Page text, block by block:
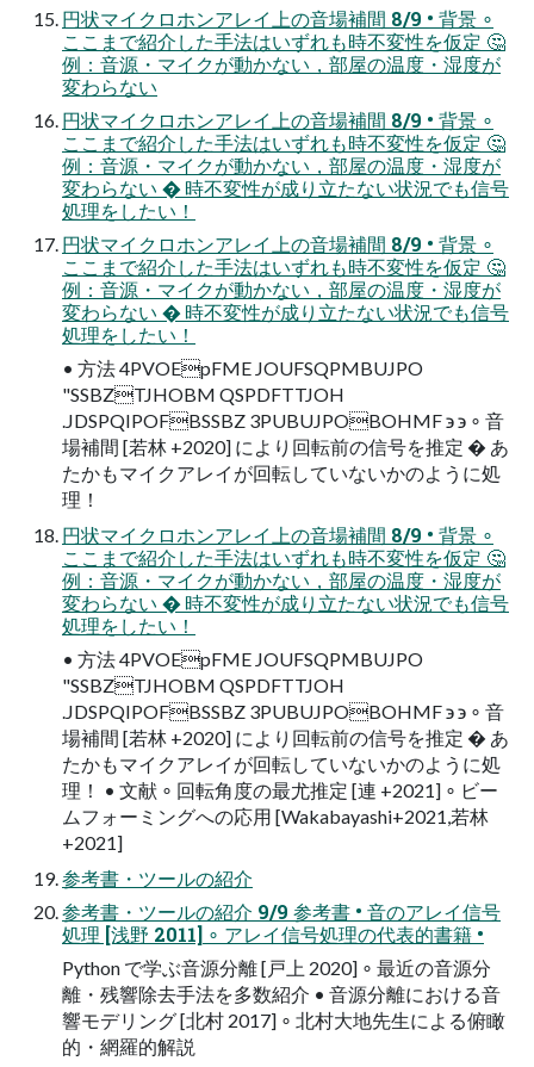
円状マイクロホンアレイ上の音場補間 8/9 • 背景 ∘
ここまで紹介した手法はいずれも時不変性を仮定 🤔
例：音源・マイクが動かない，部屋の温度・湿度が
変わらない
円状マイクロホンアレイ上の音場補間 8/9 • 背景 ∘
ここまで紹介した手法はいずれも時不変性を仮定 🤔
例：音源・マイクが動かない，部屋の温度・湿度が
変わらない � 時不変性が成り立たない状況でも信号
処理をしたい！
円状マイクロホンアレイ上の音場補間 8/9 • 背景 ∘
ここまで紹介した手法はいずれも時不変性を仮定 🤔
例：音源・マイクが動かない，部屋の温度・湿度が
変わらない � 時不変性が成り立たない状況でも信号
処理をしたい！
• 方法 4PVOEpFME JOUFSQPMBUJPO
"SSBZTJHOBM QSPDFTTJOH
.JDSPQIPOFBSSBZ 3PUBUJPOBOHMF ϶ ϶ ∘ 音
場補間 [若林 +2020] により回転前の信号を推定 � あ
たかもマイクアレイが回転していないかのように処
理！
円状マイクロホンアレイ上の音場補間 8/9 • 背景 ∘
ここまで紹介した手法はいずれも時不変性を仮定 🤔
例：音源・マイクが動かない，部屋の温度・湿度が
変わらない � 時不変性が成り立たない状況でも信号
処理をしたい！
• 方法 4PVOEpFME JOUFSQPMBUJPO
"SSBZTJHOBM QSPDFTTJOH
.JDSPQIPOFBSSBZ 3PUBUJPOBOHMF ϶ ϶ ∘ 音
場補間 [若林 +2020] により回転前の信号を推定 � あ
たかもマイクアレイが回転していないかのように処
理！ • 文献 ∘ 回転角度の最尤推定 [連 +2021] ∘ ビー
ムフォーミングへの応用 [Wakabayashi+2021,若林
+2021]
参考書・ツールの紹介
参考書・ツールの紹介 9/9 参考書 • 音のアレイ信号
処理 [浅野 2011] ∘ アレイ信号処理の代表的書籍 •
Python で学ぶ音源分離 [戸上 2020] ∘ 最近の音源分
離・残響除去手法を多数紹介 • 音源分離における音
響モデリング [北村 2017] ∘ 北村大地先生による俯瞰
的・網羅的解説